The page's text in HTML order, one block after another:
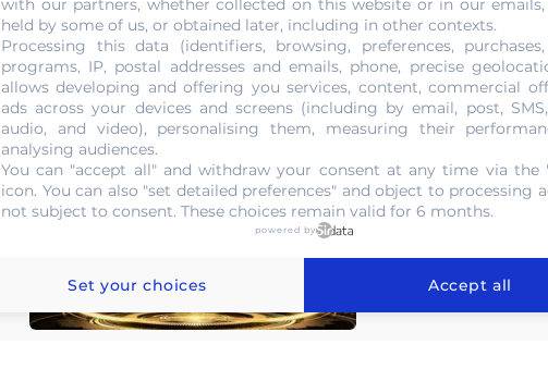
with our partners, whether collected on this website or in our emails,
held by some of us, or obtained later, including in other contexts.
Processing this data (identifiers, browsing, preferences,
programs, IP, postal addresses and emails, phone, precise
allows developing and offering you services, content, commercial
ads across your devices and screens (including by email, post,
audio, and video), personalising them, measuring their
analysing audiences.
You can "accept all" and withdraw your consent at any time via the
icon. You can also "set detailed preferences" and object to processing
not subject to consent. These choices remain valid for 6 months.
powered by
Set your choices Accept all